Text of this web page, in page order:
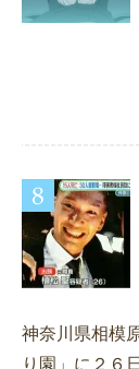
神奈川県相模
り園」に２６